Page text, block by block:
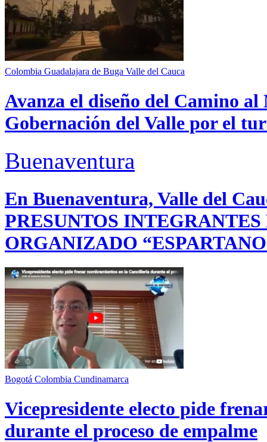
Colombia Guadalajara de Buga Valle del Cauca
Avanza el diseño del Camino
Gobernación del Valle por el
Buenaventura
En Buenaventura, Valle del
PRESUNTOS
ORGANIZADO
Bogotá Colombia Cundinamarca
Vicepresidente electo pide
durante el proceso de empalme